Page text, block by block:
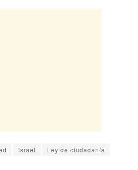
Israel
Ley de ciudadanía